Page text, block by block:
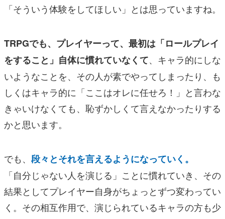
「そういう体験をしてほしい」とは思っていますね。
TRPGでも、プレイヤーって、最初は「ロールプレイ
をすること」自体に慣れていなくて、キャラ的にしな
いようなことを、その人が素でやってしまったり、も
しくはキャラ的に「ここはオレに任せろ！」と言わな
きゃいけなくても、恥ずかしくて言えなかったりする
かと思います。
でも、 段々とそれを言えるようになっていく。
「自分じゃない人を演じる」ことに慣れていき、その
結果としてプレイヤー自身がちょっとずつ変わってい
く。その相互作用で、演じられているキャラの方も少